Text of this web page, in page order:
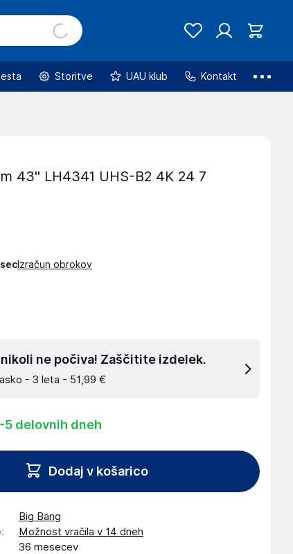
Storitve UAU klub Kontakt
43'' LH4341 UHS-B2 4K 24 7
Izračun obrokov
ne počiva! Zaščitite izdelek.
- 3 leta - 51,99 €
5 delovnih dneh
Dodaj v košarico
Big Bang
:
Možnost vračila v 14 dneh
36 mesecev